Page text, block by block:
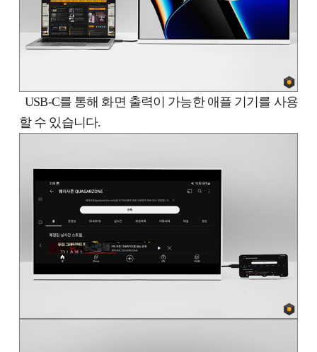
USB-C를 통해 화면 출력이 가능한 애플 기기를 사용
할 수 있습니다.